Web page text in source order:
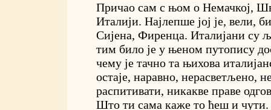
Причао сам с њом о Немачкој,
Италији. Најлепше јој је, вели,
Сијена, Фиренца. Италијани су
тим било је у њеном путопису
чему је тачно та њихова
остаје, наравно, нерасветљено,
распитивати, никакве праве
Што ти сама каже то ћеш и чути.